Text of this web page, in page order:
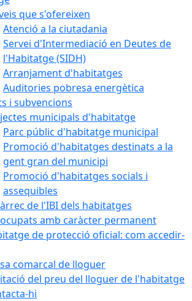
que s'ofereixen
Atenció a la ciutadania
Servei d'Intermediació en Deutes de
l'Habitatge (SIDH)
Arranjament d'habitatges
Auditories pobresa energètica
i subvencions
municipals d'habitatge
Parc públic d'habitatge municipal
Promoció d'habitatges destinats a la
gent gran del municipi
Promoció d'habitatges socials i
assequibles
de l'IBI dels habitatges
amb caràcter permanent
de protecció oficial: com accedir-
comarcal de lloguer
del preu del lloguer de l'habitatge
hi